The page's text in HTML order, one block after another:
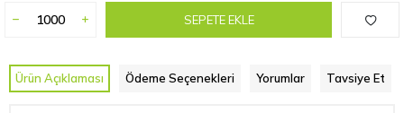
SEPETE EKLE
Ürün Açıklaması Ödeme Seçenekleri Yorumlar Tavsiye Et